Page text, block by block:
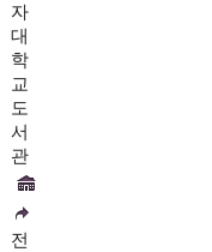
자
대
학
교
도
서
관
전